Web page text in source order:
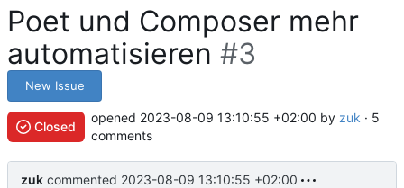
Poet und Composer mehr
automatisieren #3
New Issue
Closed
opened 2023-08-09 13:10:55 +02:00 by zuk · 5
comments
zuk commented 2023-08-09 13:10:55 +02:00